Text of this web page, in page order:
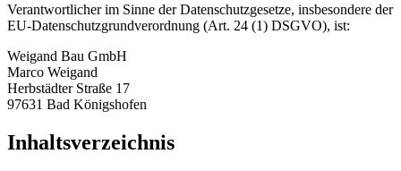
Verantwortlicher im Sinne der Datenschutzgesetze, insbesondere der
EU-Datenschutzgrundverordnung (Art. 24 (1) DSGVO), ist:
Weigand Bau GmbH
Marco Weigand
Herbstädter Straße 17
97631 Bad Königshofen
Inhaltsverzeichnis